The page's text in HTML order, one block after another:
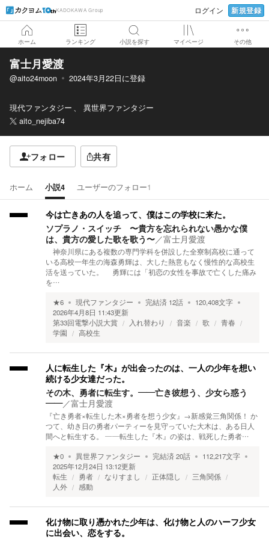
KADOKAWA Group ログイン 新規登録
ホーム ランキング 小説を探す マイページ その他
富士月愛渡
@aito24moon 2024年3月22日に登録
現代ファンタジー
異世界ファンタジー
aito_nejiba74
フォロー 共有
ホーム 小説4 ユーザーのフォロー1
今は亡きあの人を追って、僕はこの学校に来た。
ソプラノ・スイッチ 〜貴方を忘れられない愚かな僕
は、貴方の愛した歌を歌う〜／富士月愛渡
神奈川県にある複数の専門学科を併設した全寮制高校に通って
いる高校一年生の海森勇輝は、大した熱意もなく慢性的な高校生
活を送っていた。 勇輝には「初恋の女性を事故で亡くした痛み
を…
★6 現代ファンタジー 完結済 12話 120,408文字
2026年4月8日 11:43更新
第33回電撃小説大賞
入れ替わり 音楽 歌
青春
学園
高校生
人に転生した『木』が出会ったのは、一人の少年を想い
続ける少女達だった。
その木、勇者に転生す。——亡き彼想う、少女ら惑う
——／富士月愛渡
『亡き勇者×転生した木×勇者を想う少女』→新感覚三角関係！ か
つて、幼き日の勇者パーティーを見守っていた大木は、ある日人
間へと転生する。 ——転生した『木』の姿は、戦死した勇者…
★0 異世界ファンタジー 完結済20話 112,217文字
2025年12月24日 13:12更新
転生
勇者 なりすまし 正体隠し
三角関係
人外
感動
化け物に取り憑かれた少年は、化け物と人のハーフ少女
に出会い、恋をする。